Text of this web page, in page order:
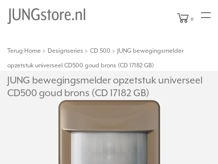
0
Terug Home Designseries CD 500
JUNG bewegingsmelder
opzetstuk universeel CD500 goud brons (CD 17182 GB)
JUNG bewegingsmelder opzetstuk universeel
CD500 goud brons (CD 17182 GB)